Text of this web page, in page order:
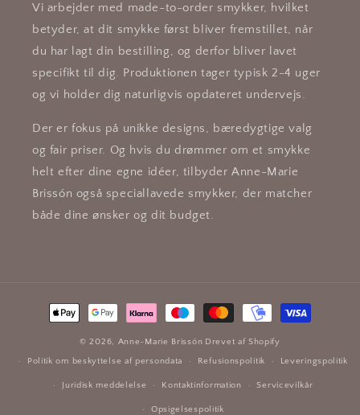
Vi arbejder med made-to-order smykker, hvilket
betyder, at dit smykke først bliver fremstillet, når
du har lagt din bestilling, og derfor bliver lavet
specifikt til dig. Produktionen tager typisk 2-4 uger
og vi holder dig naturligvis opdateret undervejs.
Der er fokus på unikke designs, bæredygtige valg
og fair priser. Og hvis du drømmer om et smykke
helt efter dine egne idéer, tilbyder Anne-Marie
Brissón også speciallavede smykker, der matcher
både dine ønsker og dit budget.
Betalingsmetoder
© 2026, Anne-Marie Brissón Drevet af Shopify
Politik om beskyttelse af persondata
Refusionspolitik Leveringspolitik
Juridisk meddelelse Kontaktinformation Servicevilkår
Opsigelsespolitik